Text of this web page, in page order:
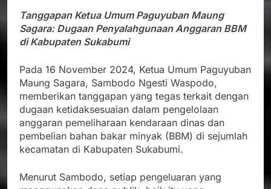
Tanggapan Ketua Umum Paguyuban Maung
Sagara: Dugaan Penyalahgunaan Anggaran BBM
di Kabupaten Sukabumi
Pada 16 November 2024, Ketua Umum Paguyuban
Maung Sagara, Sambodo Ngesti Waspodo,
memberikan tanggapan yang tegas terkait dengan
dugaan ketidaksesuaian dalam pengelolaan
anggaran pemeliharaan kendaraan dinas dan
pembelian bahan bakar minyak (BBM) di sejumlah
kecamatan di Kabupaten Sukabumi.
Menurut Sambodo, setiap pengeluaran yang